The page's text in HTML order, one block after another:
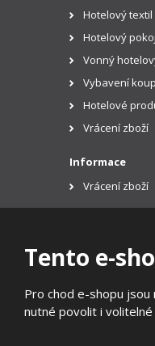
Tento e-
Pro chod e-shopu jsou
nutné povolit i volitelné
Hotelový textil
Hotelový pokoj
Vonný
Vybavení
Hotelové
Vrácení zboží
Informace
Vrácení zboží
Prohlášení o